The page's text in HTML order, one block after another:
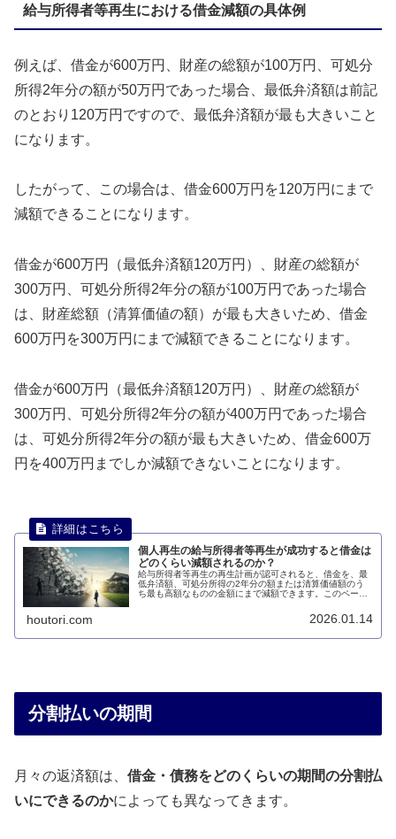
給与所得者等再生における借金減額の具体例
例えば、借金が600万円、財産の総額が100万円、可処分
所得2年分の額が50万円であった場合、最低弁済額は前記
のとおり120万円ですので、最低弁済額が最も大きいこと
になります。
したがって、この場合は、借金600万円を120万円にまで
減額できることになります。
借金が600万円（最低弁済額120万円）、財産の総額が
300万円、可処分所得2年分の額が100万円であった場合
は、財産総額（清算価値の額）が最も大きいため、借金
600万円を300万円にまで減額できることになります。
借金が600万円（最低弁済額120万円）、財産の総額が
300万円、可処分所得2年分の額が400万円であった場合
は、可処分所得2年分の額が最も大きいため、借金600万
円を400万円までしか減額できないことになります。
個人再生の給与所得者等再生が成功すると借金は
どのくらい減額されるのか？
給与所得者等再生の再生計画が認可されると、借金を、最
低弁済額、可処分所得の2年分の額または清算価値額のう
ち最も高額なものの金額にまで減額できます。このページ
houtori.com 2026.01.14
分割払いの期間
月々の返済額は、 借金・債務をどのくらいの期間の分割払
いにできるのかによっても異なってきます。